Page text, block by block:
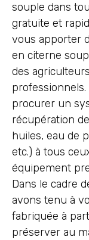
souple dans
gratuite et
vous apporter
en citerne
des
procurer un
récupération
huiles, eau de
etc.) à tous
équipement
Dans le cadre
avons tenu à
fabriquée à
préserver au